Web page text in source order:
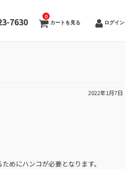
7630 カートを見る
0
ログイン
2022年1月7日
めにハンコが必要となります。